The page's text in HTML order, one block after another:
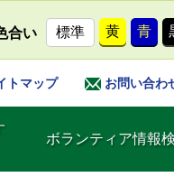
合い 標準 黄 青
トマップ お問い合わ
ボランティア情報